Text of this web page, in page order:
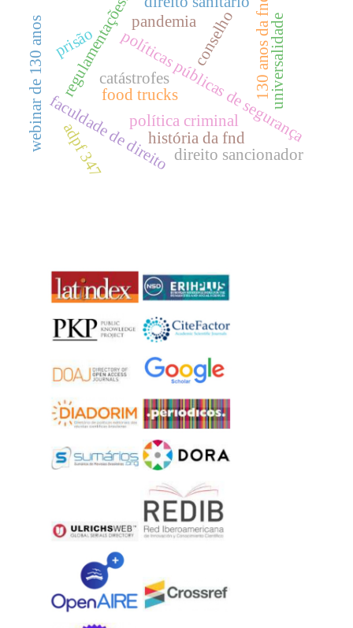
food trucks
política criminal
políticas públicas de segurança
faculdade de direito
regulamentações.catástrofes
conselho
webinar de 130 anos história da fnd
130 anos da fnd
direito sancionador
adpf 347
prisão universalidade
pandemia